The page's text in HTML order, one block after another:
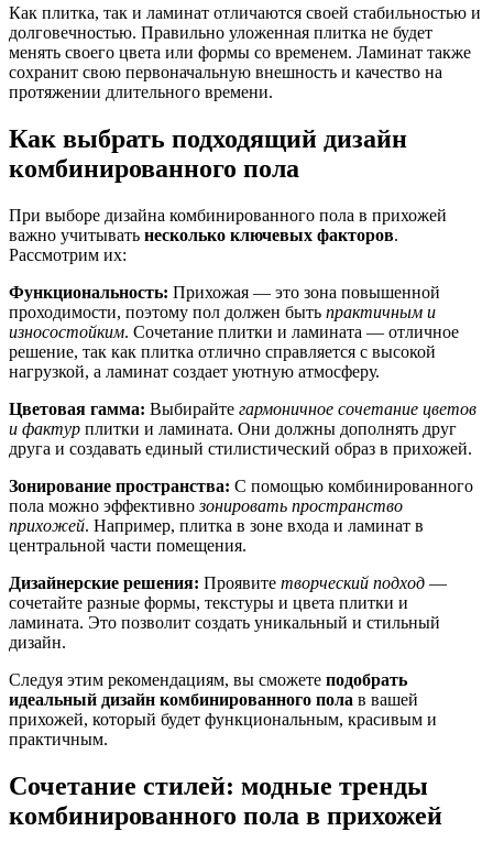
Как плитка, так и ламинат отличаются своей стабильностью и
долговечностью. Правильно уложенная плитка не будет
менять своего цвета или формы со временем. Ламинат также
сохранит свою первоначальную внешность и качество на
протяжении длительного времени.
Как выбрать подходящий дизайн
комбинированного пола
При выборе дизайна комбинированного пола в прихожей
важно учитывать несколько ключевых факторов.
Рассмотрим их:
Функциональность: Прихожая — это зона повышенной
проходимости, поэтому пол должен быть практичным и
износостойким. Сочетание плитки и ламината — отличное
решение, так как плитка отлично справляется с высокой
нагрузкой, а ламинат создает уютную атмосферу.
Цветовая гамма: Выбирайте гармоничное сочетание цветов
и фактур плитки и ламината. Они должны дополнять друг
друга и создавать единый стилистический образ в прихожей.
Зонирование пространства: С помощью комбинированного
пола можно эффективнозонировать пространство
прихожей. Например, плитка в зоне входа и ламинат в
центральной части помещения.
Дизайнерские решения: Проявите творческий подход —
сочетайте разные формы, текстуры и цвета плитки и
ламината. Это позволит создать уникальный и стильный
дизайн.
Следуя этим рекомендациям, вы сможете подобрать
идеальный дизайн комбинированного пола в вашей
прихожей, который будет функциональным, красивым и
практичным.
Сочетание стилей: модные тренды
комбинированного пола в прихожей